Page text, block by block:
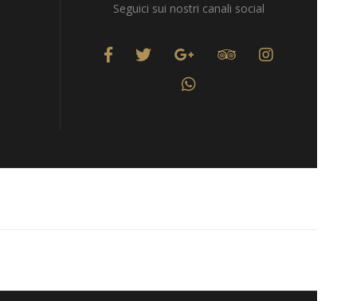
Seguici sui nostri canali social